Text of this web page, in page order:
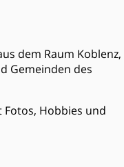
dem Raum Koblenz,
Gemeinden des
Hobbies und